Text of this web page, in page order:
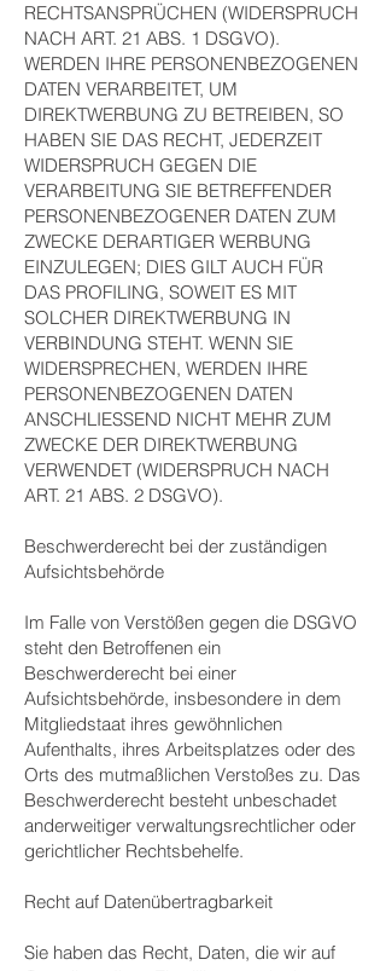
RECHTSANSPRÜCHEN (WIDERSPRUCH
NACH ART. 21 ABS. 1 DSGVO).
WERDEN IHRE PERSONENBEZOGENEN
DATEN VERARBEITET, UM
DIREKTWERBUNG ZU BETREIBEN, SO
HABEN SIE DAS RECHT, JEDERZEIT
WIDERSPRUCH GEGEN DIE
VERARBEITUNG SIE BETREFFENDER
PERSONENBEZOGENER DATEN ZUM
ZWECKE DERARTIGER WERBUNG
EINZULEGEN; DIES GILT AUCH FÜR
DAS PROFILING, SOWEIT ES MIT
SOLCHER DIREKTWERBUNG IN
VERBINDUNG STEHT. WENN SIE
WIDERSPRECHEN, WERDEN IHRE
PERSONENBEZOGENEN DATEN
ANSCHLIESSEND NICHT MEHR ZUM
ZWECKE DER DIREKTWERBUNG
VERWENDET (WIDERSPRUCH NACH
ART. 21 ABS. 2 DSGVO).
Beschwerderecht bei der zuständigen
Aufsichtsbehörde
Im Falle von Verstößen gegen die DSGVO
steht den Betroffenen ein
Beschwerderecht bei einer
Aufsichtsbehörde, insbesondere in dem
Mitgliedstaat ihres gewöhnlichen
Aufenthalts, ihres Arbeitsplatzes oder des
Orts des mutmaßlichen Verstoßes zu. Das
Beschwerderecht besteht unbeschadet
anderweitiger verwaltungsrechtlicher oder
gerichtlicher Rechtsbehelfe.
Recht auf Datenübertragbarkeit
Sie haben das Recht, Daten, die wir auf